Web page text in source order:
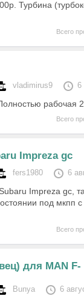
Турбина
Всего
vladimirus9 6
рабочая
Всего
Impreza gc
fers1980 6
Impreza gc,
под мкпп
Всего
для MAN F-
Bunya 6